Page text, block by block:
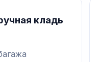
кладь